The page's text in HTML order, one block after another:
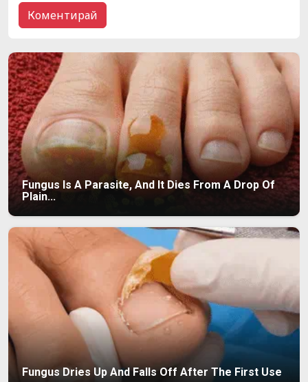
Fungus Is A Parasite, And It Dies From A Drop Of
Plain...
Fungus Dries Up And Falls Off After The First Use